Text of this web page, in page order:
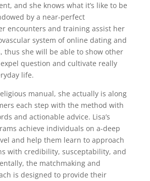
and she knows what it’s like to be
by a near-perfect
encounters and training assist her
system of online dating and
thus she will be able to show other
question and cultivate really
life.
manual, she actually is along
each step with the method with
and actionable advice. Lisa’s
achieve individuals on a-deep
and help them learn to approach
with credibility, susceptability, and
the matchmaking and
is designed to provide their